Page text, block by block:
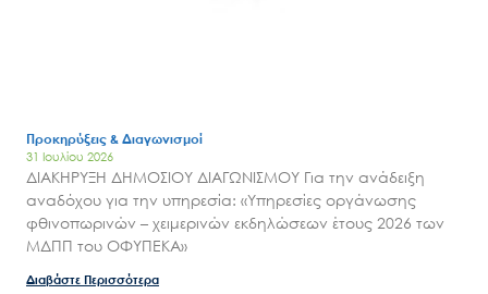
Προκηρύξεις & Διαγωνισμοί
31 Ιουλίου 2026
ΔΙΑΚΗΡΥΞΗ ΔΗΜΟΣΙΟΥ ΔΙΑΓΩΝΙΣΜΟΥ Για την ανάδειξη
αναδόχου για την υπηρεσία: «Υπηρεσίες οργάνωσης
φθινοπωρινών – χειμερινών εκδηλώσεων έτους 2026 των
ΜΔΠΠ του ΟΦΥΠΕΚΑ»
Διαβάστε Περισσότερα